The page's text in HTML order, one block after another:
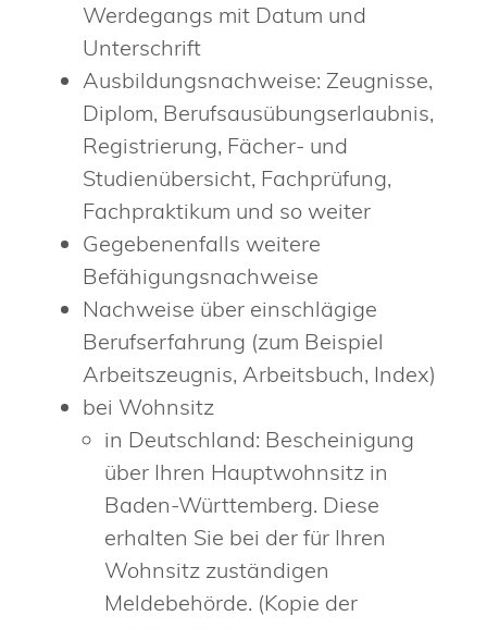
Werdegangs mit Datum und
Unterschrift
Ausbildungsnachweise: Zeugnisse,
Diplom, Berufsausübungserlaubnis,
Registrierung, Fächer- und
Studienübersicht, Fachprüfung,
Fachpraktikum und so weiter
Gegebenenfalls weitere
Befähigungsnachweise
Nachweise über einschlägige
Berufserfahrung (zum Beispiel
Arbeitszeugnis, Arbeitsbuch, Index)
bei Wohnsitz
in Deutschland: Bescheinigung
über Ihren Hauptwohnsitz in
Baden-Württemberg. Diese
erhalten Sie bei der für Ihren
Wohnsitz zuständigen
Meldebehörde. (Kopie der